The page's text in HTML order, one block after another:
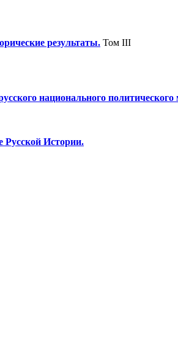
результаты. Том III
национального политического
Русской Истории.